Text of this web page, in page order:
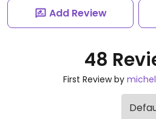
Add Review
48
First Review by